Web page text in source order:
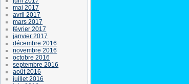
mai 2017
avril 2017
mars 2017
février 2017
janvier 2017
décembre 2016
novembre 2016
octobre 2016
septembre 2016
août 2016
juillet 2016